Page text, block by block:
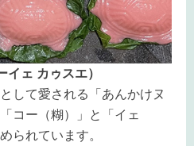
ェ カゥスエ）
して愛される「あんかけヌ
コー（糊）」と「イェ
られています。